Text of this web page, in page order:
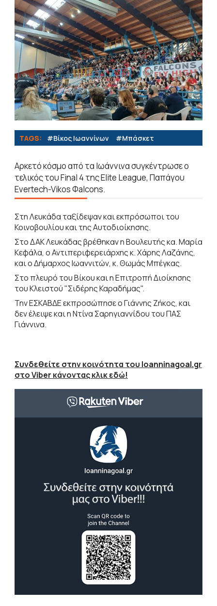
TAGS: #Βίκος Ιωαννίνων #Μπάσκετ
Αρκετό κόσμο από τα Ιωάννινα συγκέντρωσε ο
τελικός του Final 4 της Elite League, Παπάγου
Evertech-Vikos Φalcons.
Στη Λευκάδα ταξίδεψαν και εκπρόσωποι του
Κοινοβουλίου και της Αυτοδιοίκησης.
Στο ΔΑΚ Λευκάδας βρέθηκαν η Βουλευτής κα. Μαρία
Κεφάλα, ο Αντιπεριφερειάρχης κ. Χάρης Λαζάνης,
και ο Δήμαρχος Ιωαννιτών, κ. Θωμάς Μπέγκας.
Στο πλευρό του Βίκου και η Επιτροπή Διοίκησης
του Κλειστού "Σιδέρης Καραδήμας".
Την ΕΣΚΑΒΔΕ εκπροσώπησε ο Γιάννης Ζήκος, και
δεν έλειψε και η Ντίνα Σαρηγιαννίδου του ΠΑΣ
Γιάννινα.
Συνδεθείτε στην κοινότητα του Ioanninagoal.gr
στο Viber κάνοντας κλικ εδώ!